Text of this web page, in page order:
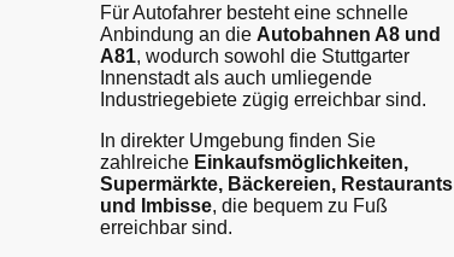
Für Autofahrer besteht eine schnelle
Anbindung an die Autobahnen A8 und
A81, wodurch sowohl die Stuttgarter
Innenstadt als auch umliegende
Industriegebiete zügig erreichbar sind.
In direkter Umgebung finden Sie
zahlreiche Einkaufsmöglichkeiten,
Supermärkte, Bäckereien, Restaurants
und Imbisse, die bequem zu Fuß
erreichbar sind.